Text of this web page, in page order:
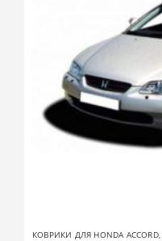
КОВРИКИ ДЛЯ HONDA ACCORD,